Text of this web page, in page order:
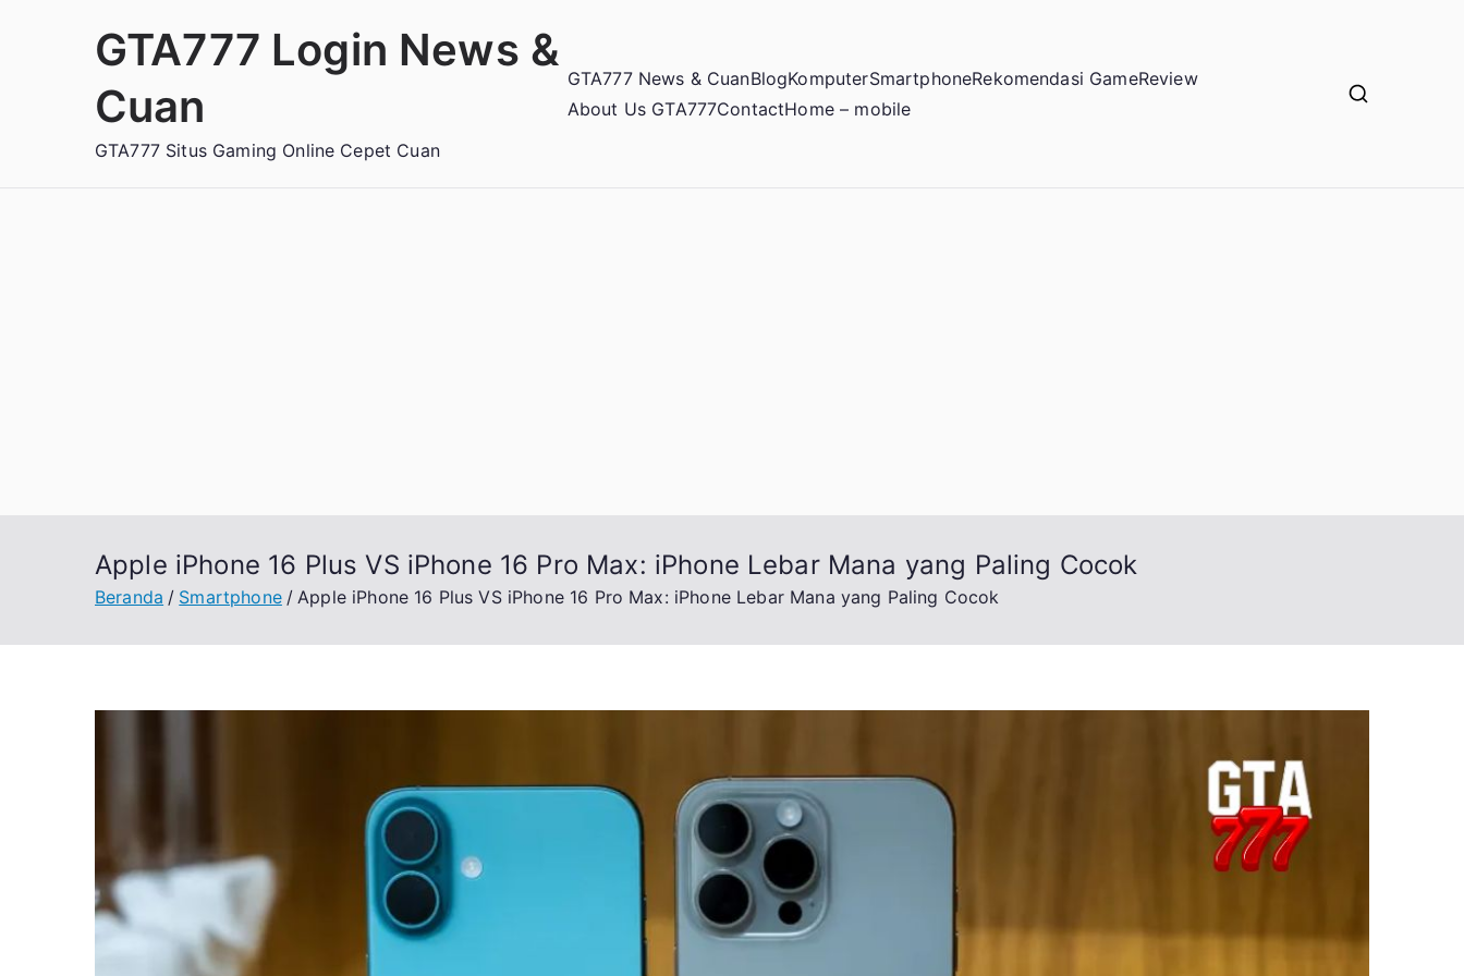
GTA777 Login News &
Cuan
GTA777 Situs Gaming Online Cepet Cuan
GTA777 News & CuanBlogKomputerSmartphoneRekomendasi GameReview
About Us GTA777ContactHome – mobile
Apple iPhone 16 Plus VS iPhone 16 Pro Max: iPhone Lebar Mana yang Paling Cocok
Beranda Smartphone Apple iPhone 16 Plus VS iPhone 16 Pro Max: iPhone Lebar Mana yang Paling Cocok